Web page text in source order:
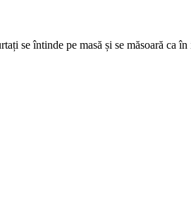
se întinde pe masă și se măsoară